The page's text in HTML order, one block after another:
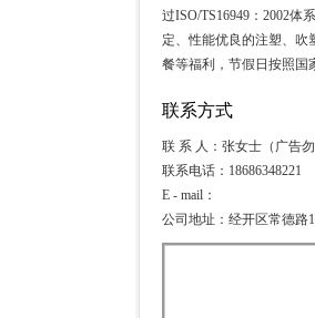
过ISO/TS16949：2002
定、性能优良的注塑、吹
餐等福利，节假日按照国
联系方式
联 系 人：张女士（广告勿
联系电话：18686348221
E - mail：
公司地址：经开区常德路